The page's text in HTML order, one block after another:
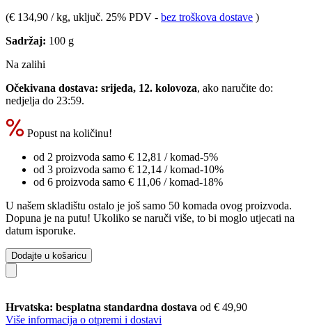
(€ 134,90 / kg, uključ. 25% PDV - bez troškova dostave )
Sadržaj: 100 g
Na zalihi
Očekivana dostava: srijeda, 12. kolovoza, ako naručite do:
nedjelja do 23:59.
Popust na količinu!
od 2 proizvoda samo € 12,81 / komad-5%
od 3 proizvoda samo € 12,14 / komad-10%
od 6 proizvoda samo € 11,06 / komad-18%
U našem skladištu ostalo je još samo 50 komada ovog proizvoda.
Dopuna je na putu! Ukoliko se naruči više, to bi moglo utjecati na
datum isporuke.
Dodajte u košaricu
Hrvatska: besplatna standardna dostava od € 49,90
Više informacija o otpremi i dostavi